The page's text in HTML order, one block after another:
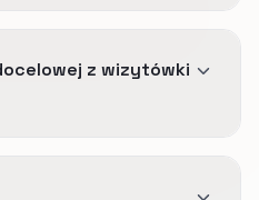
z wizytówki